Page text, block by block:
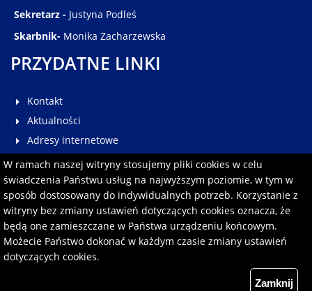
W ramach naszej witryny stosujemy pliki cookies w celu
świadczenia Państwu usług na najwyższym poziomie, w tym w
sposób dostosowany do indywidualnych potrzeb. Korzystanie z
witryny bez zmiany ustawień dotyczących cookies oznacza, że
będą one zamieszczane w Państwa urządzeniu końcowym.
Możecie Państwo dokonać w każdym czasie zmiany ustawień
dotyczących cookies.
Zamknij
Sekretarz - Justyna Podleś
Skarbnik- Monika Zacharzewska
PRZYDATNE LINKI
Kontakt
Aktualności
Adresy internetowe
Galeria
Multimedia
Pomoc
Redakcja serwisu
Formularz kontaktowy
Polityka prywatności